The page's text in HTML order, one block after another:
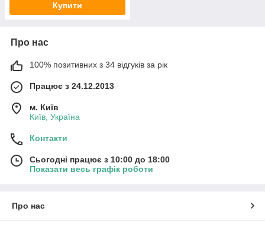
Купити
Про нас
100% позитивних з 34 відгуків за рік
Працює з 24.12.2013
м. Київ
Київ, Україна
Контакти
Сьогодні працює з 10:00 до 18:00
Показати весь графік роботи
Про нас